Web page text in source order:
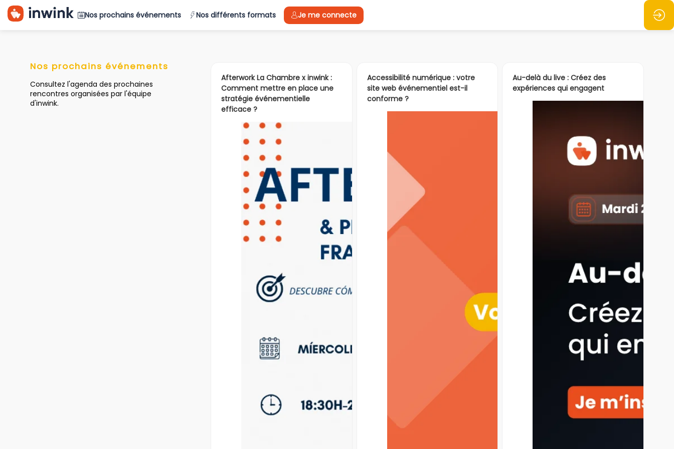
Nos prochains événements Nos différents formats Je me connecte
📆 Notre calendrier événementiel des prochains mois
Nos prochains événements
Consultez l'agenda des prochaines
rencontres organisées par l'équipe
d'inwink.
Afterwork La Chambre x inwink :
Comment mettre en place une
stratégie événementielle
efficace ?
Accessibilité numérique : votre
site web événementiel est-il
conforme ?
Au-delà du live : Créez des
expériences qui engagent